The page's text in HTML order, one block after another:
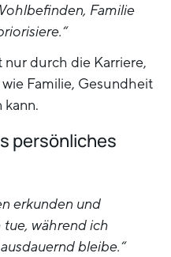
Familie
nur durch die Karriere,
Familie, Gesundheit
persönliches
erkunden und
tue, während ich
bleibe.“